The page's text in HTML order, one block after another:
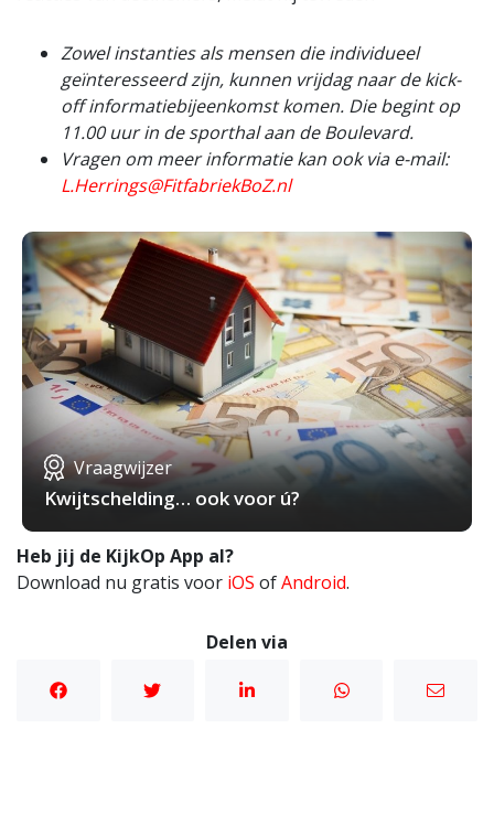
Zowel instanties als mensen die individueel
geïnteresseerd zijn, kunnen vrijdag naar de kick-
off informatiebijeenkomst komen. Die begint op
11.00 uur in de sporthal aan de Boulevard.
Vragen om meer informatie kan ook via e-mail:
L.Herrings@FitfabriekBoZ.nl
Vraagwijzer
Kwijtschelding… ook voor ú?
Heb jij de KijkOp App al?
Download nu gratis voor iOS ofAndroid.
Delen via